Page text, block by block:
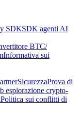
SDKSDK agenti AI
BTC/
Informativa sui
SicurezzaProva di
esplorazione crypto-
Politica sui conflitti di